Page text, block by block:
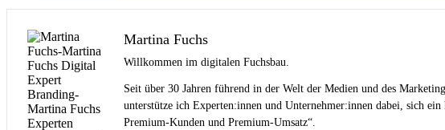
Martina Fuchs
Willkommen im digitalen Fuchsbau.
Seit über 30 Jahren führend in der Welt der Medien und des
unterstütze ich Experten:innen und Unternehmer:innen dabei, sich
Premium-Kunden und Premium-Umsatz“.